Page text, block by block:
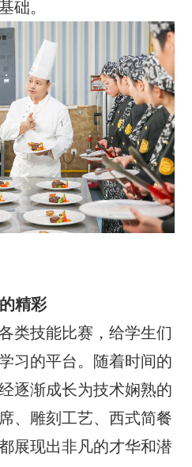
础。
精彩
类技能比赛，给学生们
习的平台。随着时间的
逐渐成长为技术娴熟的
、雕刻工艺、西式简餐
展现出非凡的才华和潜